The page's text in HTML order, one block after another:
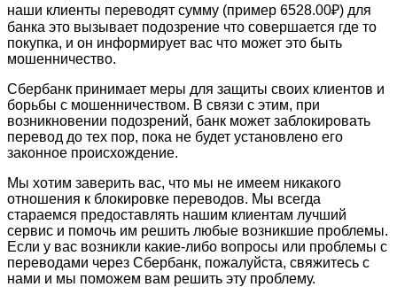
наши клиенты переводят сумму (пример 6528.00₽) для
банка это вызывает подозрение что совершается где то
покупка, и он информирует вас что может это быть
мошенничество.
Сбербанк принимает меры для защиты своих клиентов и
борьбы с мошенничеством. В связи с этим, при
возникновении подозрений, банк может заблокировать
перевод до тех пор, пока не будет установлено его
законное происхождение.
Мы хотим заверить вас, что мы не имеем никакого
отношения к блокировке переводов. Мы всегда
стараемся предоставлять нашим клиентам лучший
сервис и помочь им решить любые возникшие проблемы.
Если у вас возникли какие-либо вопросы или проблемы с
переводами через Сбербанк, пожалуйста, свяжитесь с
нами и мы поможем вам решить эту проблему.